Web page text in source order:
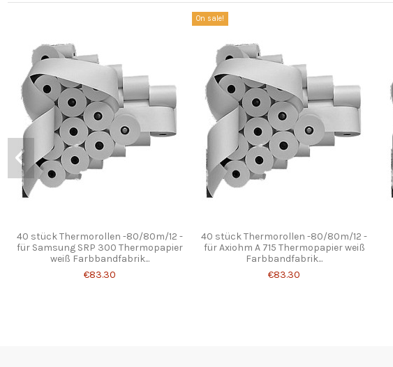
40 stück Thermorollen -80/80m/12 -
für Samsung SRP 300 Thermopapier
weiß Farbbandfabrik...
€83.30
On sale!
40 stück Thermorollen -80/80m/12 -
für Axiohm A 715 Thermopapier weiß
Farbbandfabrik...
€83.30